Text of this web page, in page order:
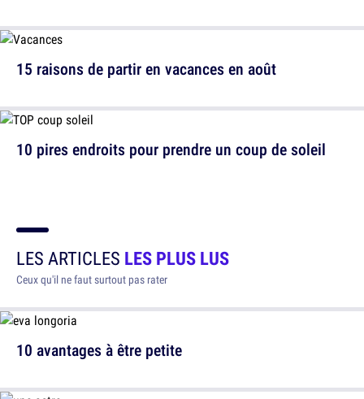
15 raisons de partir en vacances en août
10 pires endroits pour prendre un coup de soleil
LES ARTICLES LES PLUS LUS
Ceux qu'il ne faut surtout pas rater
10 avantages à être petite